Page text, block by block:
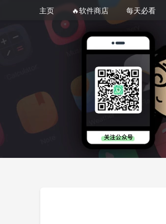
主页 🔥软件商店 每天必看